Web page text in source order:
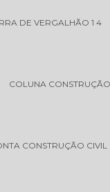
DE VERGALHÃO 1 4
COLUNA
CONSTRUÇÃO CIVIL